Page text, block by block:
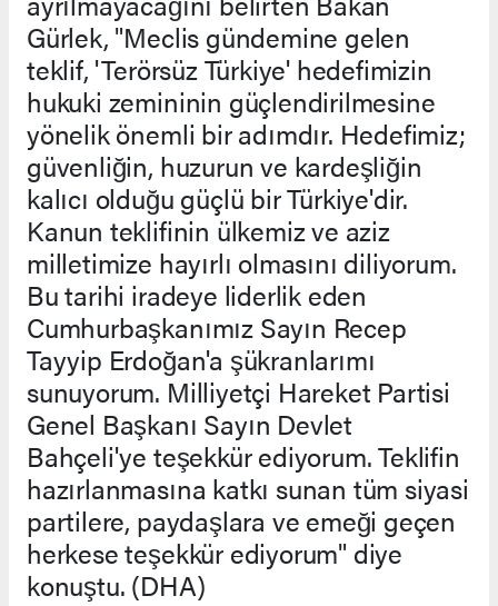
Gürlek, "Meclis gündemine gelen
teklif, 'Terörsüz Türkiye' hedefimizin
hukuki zemininin güçlendirilmesine
yönelik önemli bir adımdır. Hedefimiz;
güvenliğin, huzurun ve kardeşliğin
kalıcı olduğu güçlü bir Türkiye'dir.
Kanun teklifinin ülkemiz ve aziz
milletimize hayırlı olmasını diliyorum.
Bu tarihi iradeye liderlik eden
Cumhurbaşkanımız Sayın Recep
Tayyip Erdoğan'a şükranlarımı
sunuyorum. Milliyetçi Hareket Partisi
Genel Başkanı Sayın Devlet
Bahçeli'ye teşekkür ediyorum. Teklifin
hazırlanmasına katkı sunan tüm siyasi
partilere, paydaşlara ve emeği geçen
herkese teşekkür ediyorum" diye
konuştu. (DHA)